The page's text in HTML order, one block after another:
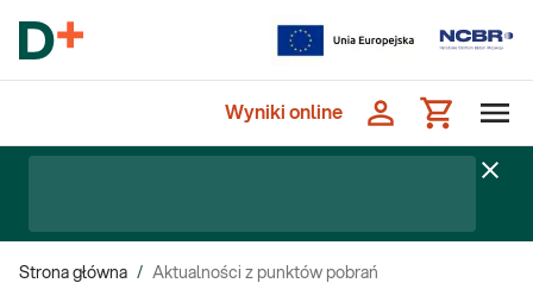
Wyniki online
Strona główna / Aktualności z punktów pobrań